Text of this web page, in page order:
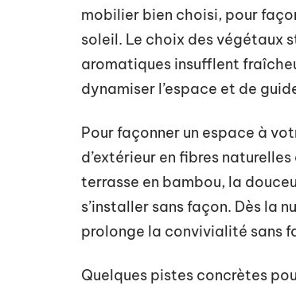
mobilier bien choisi, pour
soleil. Le choix des végétaux
aromatiques insufflent
dynamiser l’espace et de
Pour façonner un espace à
d’extérieur en fibres
terrasse en bambou, la
s’installer sans façon. Dès la
prolonge la convivialité sans
Quelques pistes concrètes